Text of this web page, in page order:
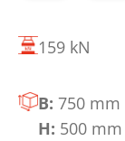
159 kN
B: 750 mm
H: 500 mm